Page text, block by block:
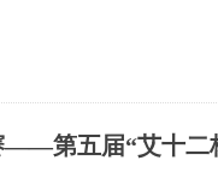
持续推广低碳绿色发
——第五届“艾十二